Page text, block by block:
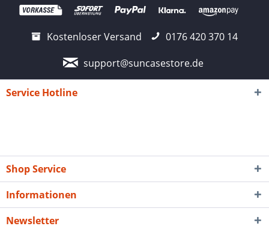
Kostenloser Versand
0176 420 370 14
support@suncasestore.de
Service Hotline
Shop Service
Informationen
Newsletter